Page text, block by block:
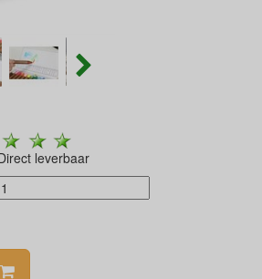
leverbaar